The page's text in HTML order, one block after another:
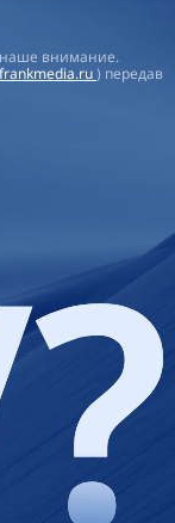
наше внимание.
) передав